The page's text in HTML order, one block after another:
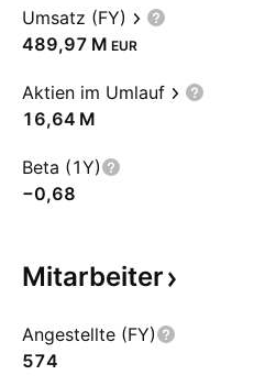
Umsatz (FY)
‪489,97 M‬ EUR
Aktien im Umlauf
‪16,64 M‬
Beta (1Y)
−0,68
Mitarbeiter
Angestellte (FY)
574